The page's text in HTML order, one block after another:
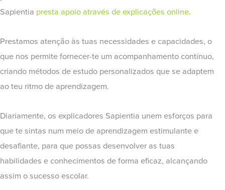
Sapientia presta apoio através de explicações online.
Prestamos atenção às tuas necessidades e capacidades, o
que nos permite fornecer-te um acompanhamento contínuo,
criando métodos de estudo personalizados que se adaptem
ao teu ritmo de aprendizagem.
Diariamente, os explicadores Sapientia unem esforços para
que te sintas num meio de aprendizagem estimulante e
desafiante, para que possas desenvolver as tuas
habilidades e conhecimentos de forma eficaz, alcançando
assim o sucesso escolar.